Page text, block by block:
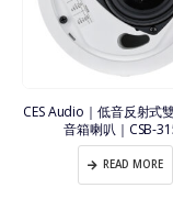
CES Audio｜低音反射式
音箱喇叭｜CSB-
READ MORE